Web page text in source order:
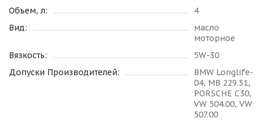
Объем, л:
4
Вид:
масло
моторное
Вязкость:
5W-30
Допуски Производителей:
BMW Longlife-
04, MB 229.51,
PORSCHE C30,
VW 504.00, VW
507.00